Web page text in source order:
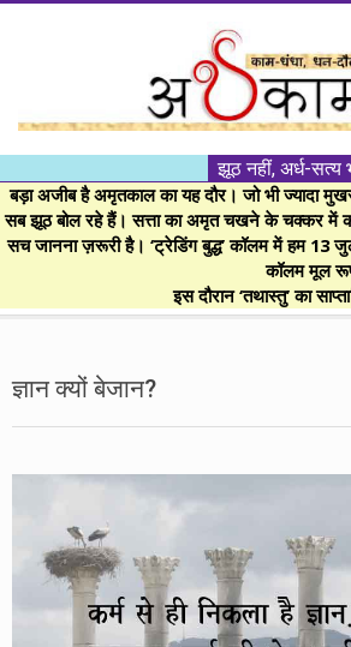
।।
अर्थकाम।।
BE
FINANCIALLY
CLEVER!
झूठ नहीं, अर्ध-सत्य
बड़ा अजीब है अमृतकाल का यह दौर। जो भी ज्यादा
सब झूठ बोल रहे हैं। सत्ता का अमृत चखने के चक्कर में
सच जानना ज़रूरी है। ‘ट्रेडिंग बुद्ध’ कॉलम में हम 13
कॉलम मूल
इस दौरान ‘तथास्तु’ का
Menu
ज्ञान क्यों बेजान?